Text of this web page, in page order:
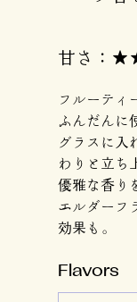
甘さ：
フルーティ
ふんだんに
グラスに入
わりと立ち
優雅な香り
エルダーフ
効果も。
Flavors